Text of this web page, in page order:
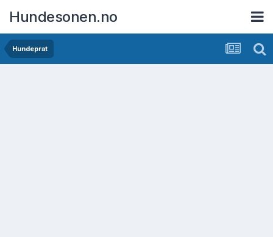
Hundesonen.no
Hundeprat